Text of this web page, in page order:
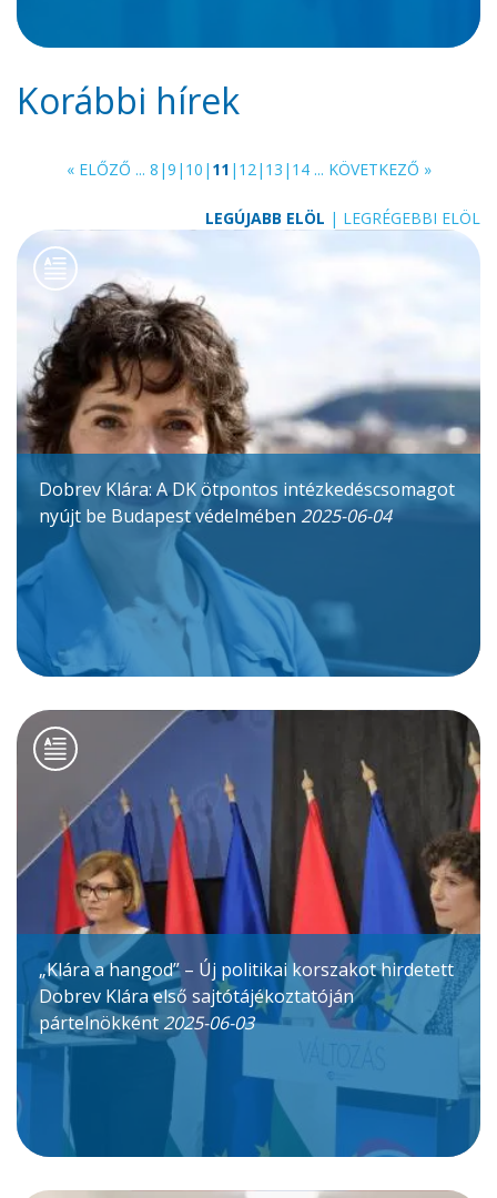
Korábbi hírek
« ELŐZŐ ... 8 |9 | 10 | 11 | 12| 13 | 14... KÖVETKEZŐ »
LEGÚJABB ELÖL | LEGRÉGEBBI ELÖL
Dobrev Klára: A DK ötpontos intézkedéscsomagot
nyújt be Budapest védelmében 2025-06-04
„Klára a hangod” – Új politikai korszakot hirdetett
Dobrev Klára első sajtótájékoztatóján
pártelnökként 2025-06-03